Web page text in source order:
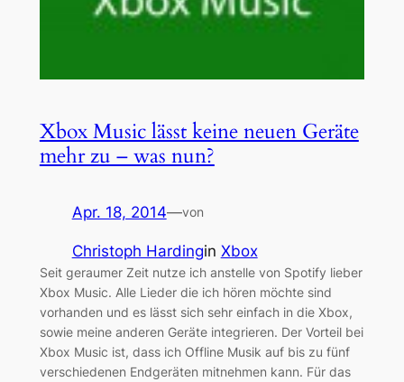
Xbox Music lässt keine neuen Geräte
mehr zu – was nun?
Apr. 18, 2014—von
Christoph Hardingin Xbox
Seit geraumer Zeit nutze ich anstelle von Spotify lieber
Xbox Music. Alle Lieder die ich hören möchte sind
vorhanden und es lässt sich sehr einfach in die Xbox,
sowie meine anderen Geräte integrieren. Der Vorteil bei
Xbox Music ist, dass ich Offline Musik auf bis zu fünf
verschiedenen Endgeräten mitnehmen kann. Für das